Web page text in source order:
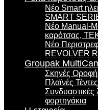
Νέο Smart
SMART
Νέο Manual-
καρότσας,
Νέο
REVOLVER
Groupak
Σκηνές
Πλαϊνές
φορτηγάκια